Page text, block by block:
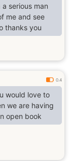
serious man
me and see
thanks you
0.4
would love to
we are having
open book